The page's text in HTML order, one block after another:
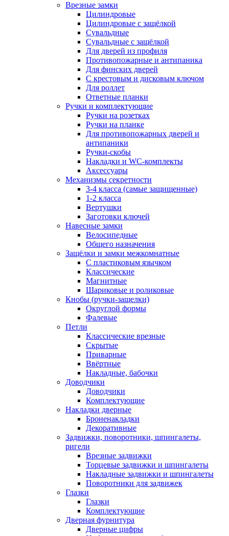
Врезные замки
Цилиндровые
Цилиндровые с защёлкой
Сувальдные
Сувальдные с защёлкой
Для дверей из профиля
Противопожарные и антипаника
Для финских дверей
С крестовым и дисковым ключом
Для роллет
Ответные планки
Ручки и комплектующие
Ручки на розетках
Ручки на планке
Для противопожарных дверей и
антипаники
Ручки-скобы
Накладки и WC-комплекты
Аксессуары
Механизмы секретности
3-4 класса (самые защищенные)
1-2 класса
Вертушки
Заготовки ключей
Навесные замки
Велосипедные
Общего назначения
Защёлки и замки межкомнатные
С пластиковым язычком
Классические
Магнитные
Шариковые и роликовые
Кнобы (ручки-защелки)
Округлой формы
Фалевые
Петли
Классические врезные
Скрытые
Приварные
Ввёртные
Накладные, бабочки
Доводчики
Доводчики
Комплектующие
Накладки дверные
Броненакладки
Декоративные
Задвижки, поворотники, шпингалеты,
ригели
Врезные задвижки
Торцевые задвижки и шпингалеты
Накладные задвижки и шпингалеты
Поворотники для задвижек
Глазки
Глазки
Комплектующие
Дверная фурнитура
Дверные цифры